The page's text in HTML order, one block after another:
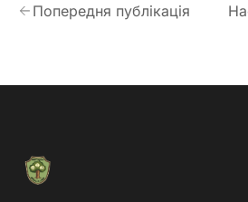
Попередня публікація